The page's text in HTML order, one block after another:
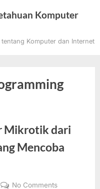
Komputer
Komputer dan Internet
Mikrotik dari
Mencoba
No Commentson